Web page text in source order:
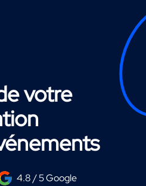
votre
4.8 / 5 Google